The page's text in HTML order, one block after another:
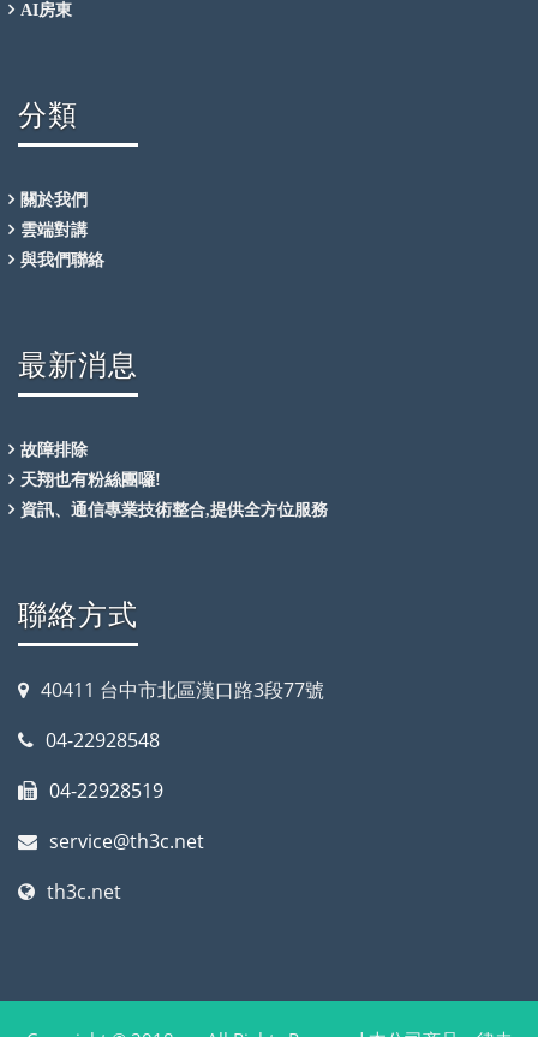
AI房東
分類
關於我們
雲端對講
與我們聯絡
最新消息
故障排除
天翔也有粉絲團囉!
資訊、通信專業技術整合,提供全方位服務
聯絡方式
40411 台中市北區漢口路3段77號
04-22928548
04-22928519
service@th3c.net
th3c.net